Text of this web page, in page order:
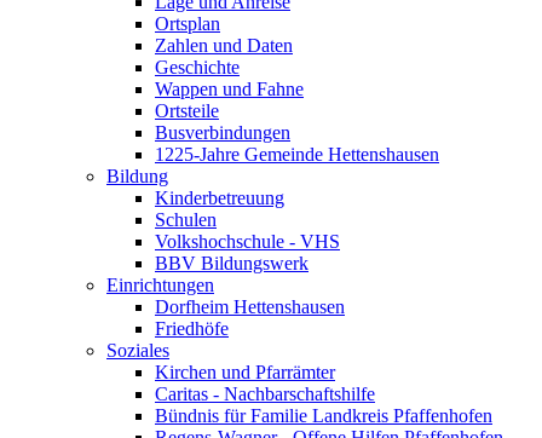
Ortsplan
Zahlen und Daten
Geschichte
Wappen und Fahne
Ortsteile
Busverbindungen
1225-Jahre Gemeinde Hettenshausen
Bildung
Kinderbetreuung
Schulen
Volkshochschule - VHS
BBV Bildungswerk
Einrichtungen
Dorfheim Hettenshausen
Friedhöfe
Soziales
Kirchen und Pfarrämter
Caritas - Nachbarschaftshilfe
Bündnis für Familie Landkreis Pfaffenhofen